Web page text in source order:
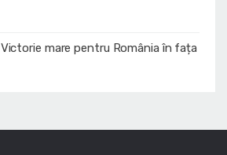
Victorie mare pentru România în fața